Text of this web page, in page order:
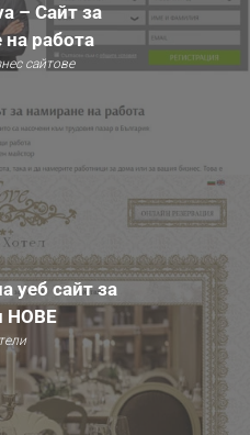
– Сайт за
работа
сайтове
уеб сайт за
НОВЕ